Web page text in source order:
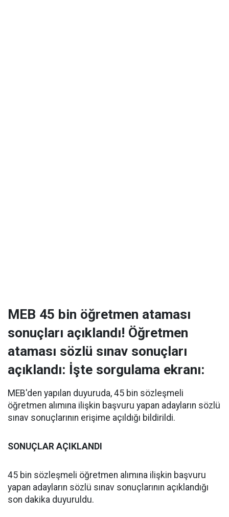
MEB 45 bin öğretmen ataması
sonuçları açıklandı! Öğretmen
ataması sözlü sınav sonuçları
açıklandı: İşte sorgulama ekranı:
MEB'den yapılan duyuruda, 45 bin sözleşmeli
öğretmen alımına ilişkin başvuru yapan adayların sözlü
sınav sonuçlarının erişime açıldığı bildirildi.
SONUÇLAR AÇIKLANDI
45 bin sözleşmeli öğretmen alımına ilişkin başvuru
yapan adayların sözlü sınav sonuçlarının açıklandığı
son dakika duyuruldu.